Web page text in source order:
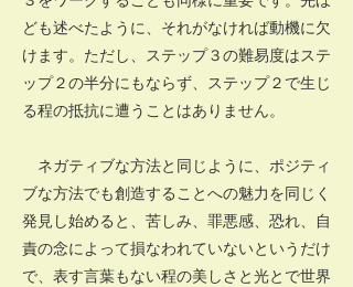
ども述べたように、それがなければ動機に欠
けます。ただし、ステップ３の難易度はステ
ップ２の半分にもならず、ステップ２で生じ
る程の抵抗に遭うことはありません。
ネガティブな方法と同じように、ポジティ
ブな方法でも創造することへの魅力を同じく
発見し始めると、苦しみ、罪悪感、恐れ、自
責の念によって損なわれていないというだけ
で、表す言葉もない程の美しさと光とで世界